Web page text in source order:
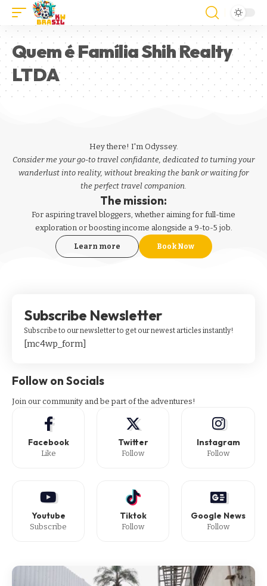
Quem é Família Shih Realty
LTDA
Hey there! I'm Odyssey.
Consider me your go-to travel confidante, dedicated to turning your
wanderlust into reality, without breaking the bank or waiting for
the perfect travel companion.
The mission:
For aspiringtravel bloggers, whether aiming for full-time
exploration or boosting income alongside a 9-to-5 job.
Learn more Book Now
Subscribe Newsletter
Subscribe to our newsletter to get our newest articles instantly!
[mc4wp_form]
Follow on Socials
Join our community and be part of the adventures!
Facebook
Like
Twitter
Follow
Instagram
Follow
Youtube
Subscribe
Tiktok
Follow
Google News
Follow